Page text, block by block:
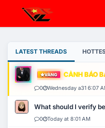
LATEST THREADS
VÀNG CẢNH BÁO
0 Wednesday a31 6:07
What should I verify
0 Today at 8:01 AM